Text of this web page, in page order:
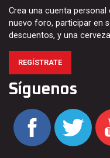
Crea una cuenta
nuevo foro, participar en
descuentos, y una
REGÍSTRATE
Síguenos